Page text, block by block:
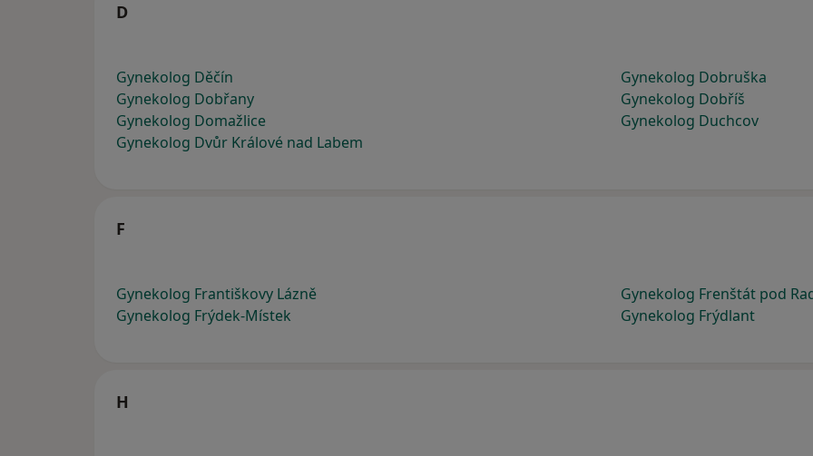
D
Gynekolog Děčín
Gynekolog Dobruška
Gynekolog Dobřany
Gynekolog Dobříš
Gynekolog Domažlice
Gynekolog Duchcov
Gynekolog Dvůr Králové nad Labem
F
Gynekolog Františkovy Lázně
Gynekolog Frenštát pod
Gynekolog Frýdek-Místek
Gynekolog Frýdlant
H